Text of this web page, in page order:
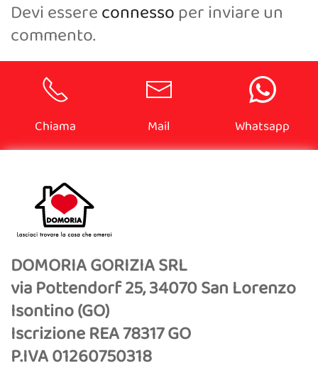
Devi essereconnessoper inviare un
commento.
Chiama Mail Whatsapp
DOMORIA GORIZIA SRL
via Pottendorf 25, 34070 San Lorenzo
Isontino (GO)
Iscrizione REA 78317 GO
P.IVA 01260750318